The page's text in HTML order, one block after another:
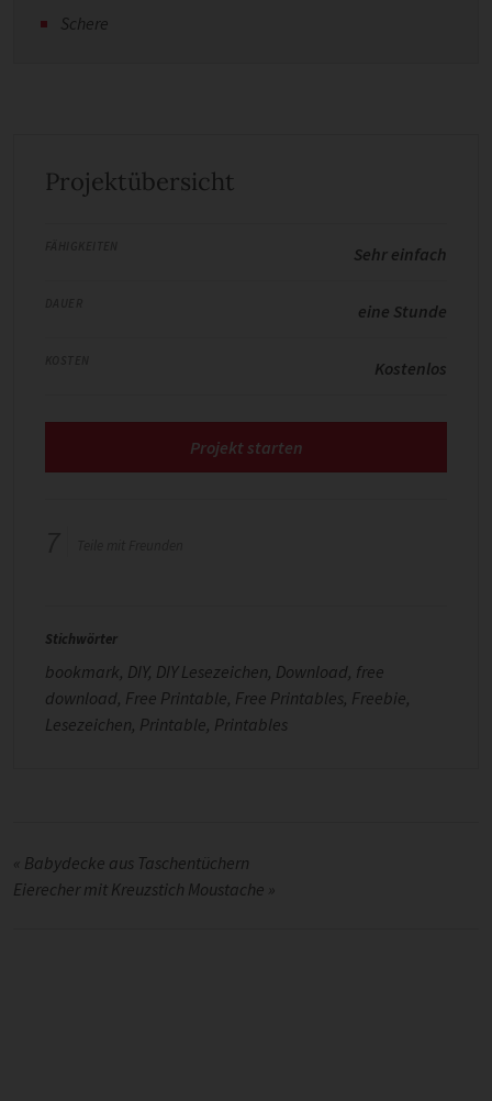
Schere
Projektübersicht
Sehr einfach
eine Stunde
Kostenlos
Projekt starten
Stichwörter
bookmark, DIY, DIY Lesezeichen, Download, free
download, Free Printable, Free Printables, Freebie,
Lesezeichen, Printable, Printables
« Babydecke aus Taschentüchern
Eierecher mit Kreuzstich Moustache »